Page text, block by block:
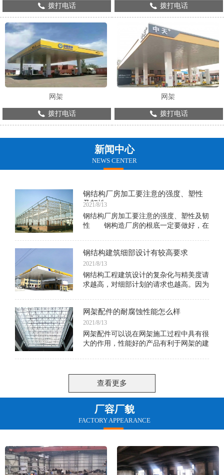
拨打电话 拨打电话
网架
拨打电话
网架
拨打电话
新闻中心
NEWS CENTER
钢结构厂房加工要注意的强度、塑性
及韧性
2021/8/13
钢结构厂房加工要注意的强度、塑性及韧
性 钢构造厂房的根底一定要做好，在
的垮了
钢结构建筑细部设计有较高要求
2021/8/13
钢结构工程建筑设计的复杂化与精美度请
求越高，对细部计划的请求也越高。因为
金属结构杆件，衔接金属杆件的节点细
部，常常露出在外，使建筑带有激烈的科
技感，比方建于1977年法国的巴黎蓬皮杜
艺术与文化中心，它的钢柱、钢梁、桁架
技能美，并且表现出人的才智和能力。因
的计划请求是非常重要的，在钢结构建筑
中应遭到格外注重。
网架配件的耐腐蚀性能怎么样
2021/8/13
网架配件可以说在网架施工过程中具有很
大的作用，性能好的产品有利于网架的建
们一起详细的了解。
查看更多
厂容厂貌
FACTORY APPEARANCE